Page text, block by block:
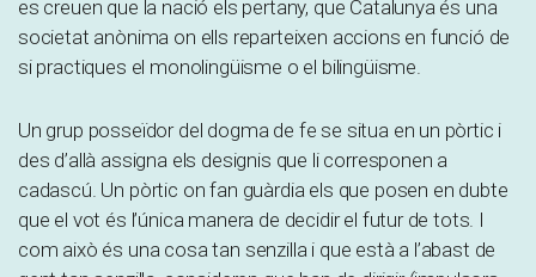
es creuen que la nació els pertany, que Catalunya és una
societat anònima on ells reparteixen accions en funció de
si practiques el monolingüisme o el bilingüisme.
Un grup posseïdor del dogma de fe se situa en un pòrtic i
des d’allà assigna els designis que li corresponen a
cadascú. Un pòrtic on fan guàrdia els que posen en dubte
que el vot és l’única manera de decidir el futur de tots. I
com això és una cosa tan senzilla i que està a l’abast de